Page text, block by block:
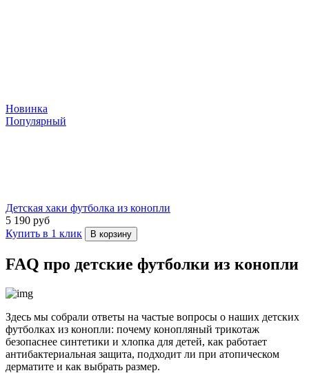
Новинка
Популярный
Детская хаки футболка из конопли
5 190 руб
Купить в 1 клик
В корзину
FAQ про детские футболки из конопли
Здесь мы собрали ответы на частые вопросы о наших детских
футболках из конопли: почему конопляный трикотаж
безопаснее синтетики и хлопка для детей, как работает
антибактериальная защита, подходит ли при атопическом
дерматите и как выбрать размер.